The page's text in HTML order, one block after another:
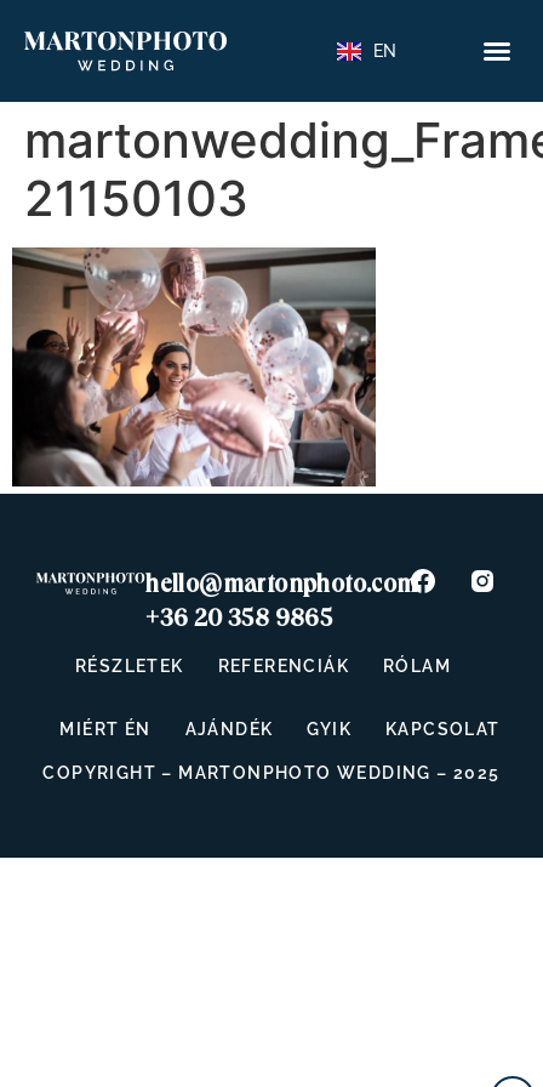
EN
21150103
hello@martonphoto.com
+36 20 358 9865
RÉSZLETEK REFERENCIÁK RÓLAM
MIÉRT ÉN AJÁNDÉK GYIK KAPCSOLAT
COPYRIGHT – MARTONPHOTO WEDDING – 2025